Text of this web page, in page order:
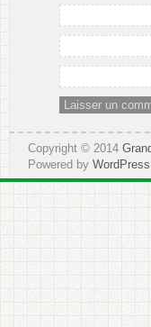
Copyright © 2014
Powered by WordPress